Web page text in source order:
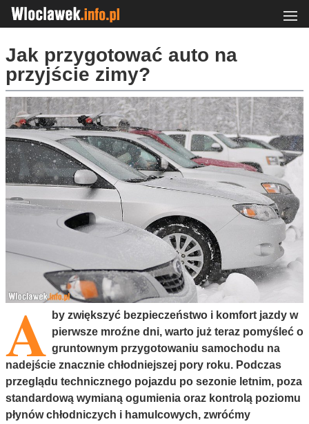
Jak przygotować auto na
przyjście zimy?
A
by zwiększyć bezpieczeństwo i komfort jazdy w
pierwsze mroźne dni, warto już teraz pomyśleć o
gruntownym przygotowaniu samochodu na
nadejście znacznie chłodniejszej pory roku. Podczas
przeglądu technicznego pojazdu po sezonie letnim, poza
standardową wymianą ogumienia oraz kontrolą poziomu
płynów chłodniczych i hamulcowych, zwróćmy